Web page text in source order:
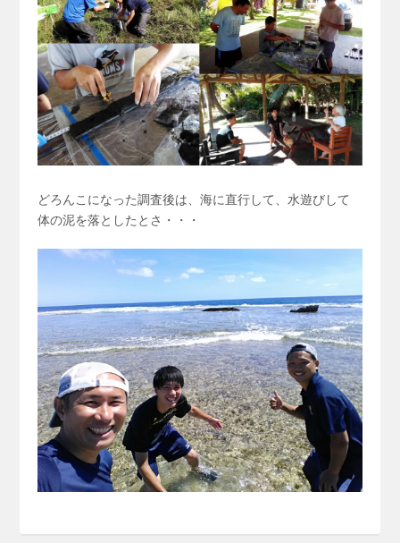
どろんこになった調査後は、海に直行して、水遊びして
体の泥を落としたとさ・・・